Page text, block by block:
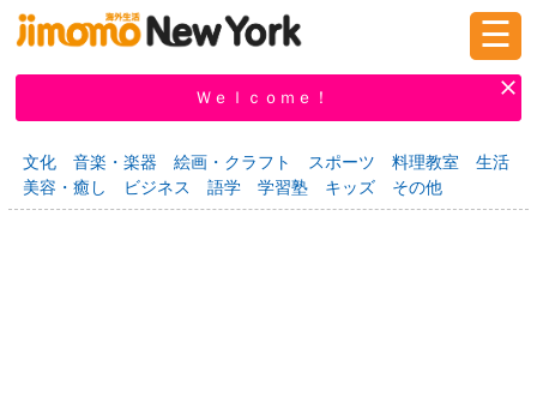
掲示板 タウン情報 教えて！
☰
Ｗｅｌｃｏｍｅ！
文化 音楽・楽器 絵画・クラフト スポーツ 料理教室
生活
美容・癒し
ビジネス 語学 学習塾 キッズ その他